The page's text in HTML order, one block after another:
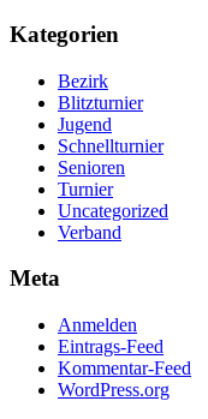
Kategorien
Bezirk
Blitzturnier
Jugend
Schnellturnier
Senioren
Turnier
Uncategorized
Verband
Meta
Anmelden
Eintrags-Feed
Kommentar-Feed
WordPress.org